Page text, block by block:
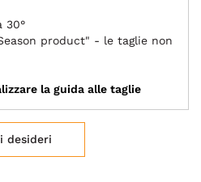
30°
product" - le taglie non
la guida alle taglie
desideri